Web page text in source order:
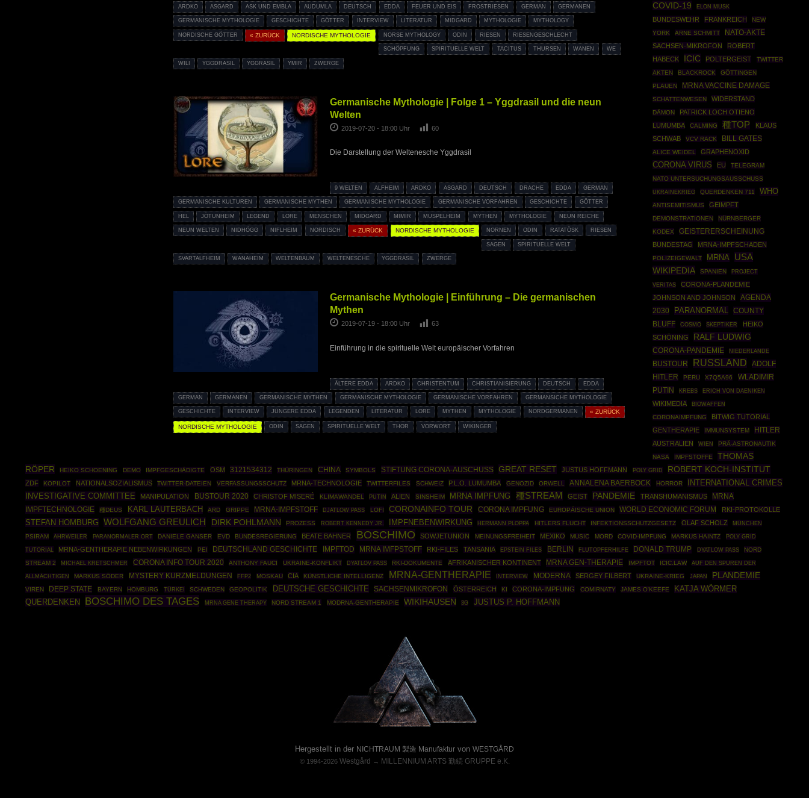
ARDKO ASGARD ASK UND EMBLA AUDUMLA DEUTSCH EDDA FEUER UND EIS FROSTRIESEN GERMAN GERMANEN
GERMANISCHE MYTHOLOGIE GESCHICHTE GÖTTER INTERVIEW LITERATUR MIDGARD MYTHOLOGIE MYTHOLOGY
NORDISCHE GÖTTER « ZURÜCK NORDISCHE MYTHOLOGIE NORSE MYTHOLOGY ODIN RIESEN RIESENGESCHLECHT
SCHÖPFUNG SPIRITUELLE WELT TACITUS THURSEN WANEN WE
WILI YGGDRASIL YGGRASIL YMIR ZWERGE
Germanische Mythologie | Folge 1 – Yggdrasil und die neun
Welten
2019-07-20 - 18:00 Uhr 60
Die Darstellung der Weltenesche Yggdrasil
9 WELTEN ALFHEIM ARDKO ASGARD DEUTSCH DRACHE EDDA GERMAN
GERMANISCHE KULTUREN GERMANISCHE MYTHEN GERMANISCHE MYTHOLOGIE GERMANISCHE VORFAHREN GESCHICHTE GÖTTER
HEL JÖTUNHEIM LEGEND LORE MENSCHEN MIDGARD MIMIR MUSPELHEIM MYTHEN MYTHOLOGIE NEUN REICHE
NEUN WELTEN NIDHÖGG NIFLHEIM NORDISCH « ZURÜCK NORDISCHE MYTHOLOGIE NORNEN ODIN RATATÖSK RIESEN
SAGEN SPIRITUELLE WELT
SVARTALFHEIM WANAHEIM WELTENBAUM WELTENESCHE YGGDRASIL ZWERGE
Germanische Mythologie | Einführung – Die germanischen
Mythen
2019-07-19 - 18:00 Uhr 63
Einführung in die spirituelle Welt europäischer Vorfahren
ÄLTERE EDDA ARDKO CHRISTENTUM CHRISTIANISIERUNG DEUTSCH EDDA
GERMAN GERMANEN GERMANISCHE MYTHEN GERMANISCHE MYTHOLOGIE GERMANISCHE VORFAHREN GERMANSICHE MYTHOLOGIE
GESCHICHTE INTERVIEW JÜNGERE EDDA LEGENDEN LITERATUR LORE MYTHEN MYTHOLOGIE NORDGERMANEN « ZURÜCK
NORDISCHE MYTHOLOGIE ODIN SAGEN SPIRITUELLE WELT THOR VORWORT WIKINGER
COVID-19 ELON MUSK
BUNDESWEHR FRANKREICH
NEW
YORK
ARNE SCHMITT NATO-AKTE
SACHSEN-MIKROFON
ROBERT
HABECK
ICIC POLTERGEIST
TWITTER
AKTEN
BLACKROCK
GÖTTINGEN
PLAUEN
MRNA VACCINE DAMAGE
SCHATTENWESEN WIDERSTAND
DÄMON
PATRICK LOCH OTIENO
LUMUMBA
CALMING 種TOP
KLAUS
SCHWAB
VCV RACK BILL GATES
ALICE WEIDEL GRAPHENOXID
CORONA VIRUS EU
TELEGRAM
NATO UNTERSUCHUNGSAUSSCHUSS
UKRAINEKRIEG
QUERDENKEN 711 WHO
ANTISEMITISMUS GEIMPFT
DEMONSTRATIONEN
NÜRNBERGER
KODEX
GEISTERERSCHEINUNG
BUNDESTAG
MRNA-IMPFSCHADEN
POLIZEIGEWALT MRNA USA
WIKIPEDIA SPANIEN PROJECT
VERITAS
CORONA-PLANDEMIE
JOHNSON AND JOHNSON
AGENDA
2030
PARANORMAL
COUNTY
BLUFF
COSMO SKEPTIKER
HEIKO
SCHÖNING
RALF LUDWIG
CORONA-PANDEMIE NIEDERLANDE
BUSTOUR RUSSLAND
ADOLF
HITLER
PERU X7Q5A96
WLADIMIR
PUTIN
KREBS ERICH VON DAENIKEN
WIKIMEDIA
BIOWAFFEN
CORONAIMPFUNG
BITWIG TUTORIAL
GENTHERAPIE
IMMUNSYSTEM HITLER
AUSTRALIEN WIEN
PRÄ-ASTRONAUTIK
NASA
IMPFSTOFFE
THOMAS
RÖPER
HEIKO SCHOENING DEMO IMPFGESCHÄDIGTE OSM 3121534312 THÜRINGEN CHINA SYMBOLS STIFTUNG CORONA-AUSCHUSS GREAT RESET JUSTUS HOFFMANN POLY GRID ROBERT KOCH-INSTITUT
ZDF KOPILOT NATIONALSOZIALISMUS TWITTER-DATEIEN VERFASSUNGSSCHUTZ MRNA-TECHNOLOGIE TWITTERFILES SCHWEIZ P.L.O. LUMUMBA GENOZID ORWELL ANNALENA BAERBOCK HORROR
INTERNATIONAL CRIMES
INVESTIGATIVE COMMITTEE
MANIPULATION BUSTOUR 2020 CHRISTOF MISERÉ KLIMAWANDEL PUTIN ALIEN SINSHEIM MRNA IMPFUNG 種STREAM GEIST PANDEMIE TRANSHUMANISMUS
MRNA
IMPFTECHNOLOGIE
種DEUS KARL LAUTERBACH ARD GRIPPE MRNA-IMPFSTOFF DJATLOW PASS LOFI CORONAINFO TOUR CORONA IMPFUNG EUROPÄISCHE UNION WORLD ECONOMIC FORUM RKI-PROTOKOLLE
STEFAN HOMBURG WOLFGANG GREULICH DIRK POHLMANN PROZESS ROBERT KENNEDY JR. IMPFNEBENWIRKUNG HERMANN PLOPPA HITLERS FLUCHT INFEKTIONSSCHUTZGESETZ OLAF SCHOLZ
MÜNCHEN
PSIRAM
AHRWEILER PARANORMALER ORT DANIELE GANSER EVD BUNDESREGIERUNG BEATE BAHNER BOSCHIMO SOWJETUNION MEINUNGSFREIHEIT MEXIKO MUSIC MORD COVID-IMPFUNG MARKUS HAINTZ
POLY GRID
TUTORIAL
MRNA-GENTHERAPIE NEBENWIRKUNGEN PEI DEUTSCHLAND GESCHICHTE IMPFTOD MRNA IMFPSTOFF RKI-FILES TANSANIA EPSTEIN FILES BERLIN FLUTOPFERHILFE DONALD TRUMP DYATLOW PASS
NORD
STREAM 2
MICHAEL KRETSCHMER CORONA INFO TOUR 2020 ANTHONY FAUCI UKRAINE-KONFLIKT DYATLOV PASS RKI-DOKUMENTE AFRIKANISCHER KONTINENT MRNA GEN-THERAPIE IMPFTOT ICIC.LAW AUF DEN SPUREN DER
ALLMÄCHTIGEN MARKUS SÖDER MYSTERY KURZMELDUNGEN FFP2 MOSKAU CIA KÜNSTLICHE INTELLIGENZ MRNA-GENTHERAPIE INTERVIEW MODERNA SERGEY FILBERT UKRAINE-KRIEG JAPAN PLANDEMIE
VIREN DEEP STATE BAYERN HOMBURG TÜRKEI SCHWEDEN GEOPOLITIK DEUTSCHE GESCHICHTE SACHSENMIKROFON ÖSTERREICH KI CORONA-IMPFUNG COMIRNATY JAMES O'KEEFE
KATJA WÖRMER
QUERDENKEN
BOSCHIMO DES TAGES MRNA GENE THERAPY NORD STREAM 1 MODRNA-GENTHERAPIE WIKIHAUSEN 3G JUSTUS P. HOFFMANN
Hergestellt in der NICHTRAUM 製造 Manufaktur von WESTGÅRD
© 1994-2026 Westgård → MILLENNIUM ARTS 勤続 GRUPPE e.K.
Powered By :